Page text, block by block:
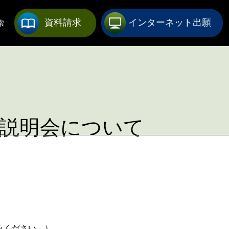
資料請求 インターネット 出願
明会について